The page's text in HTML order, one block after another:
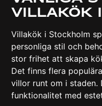
Villakök
Villakök i Stockholm
personliga stil och
stor frihet att skapa
Det finns flera
villor runt om i staden.
funktionalitet med